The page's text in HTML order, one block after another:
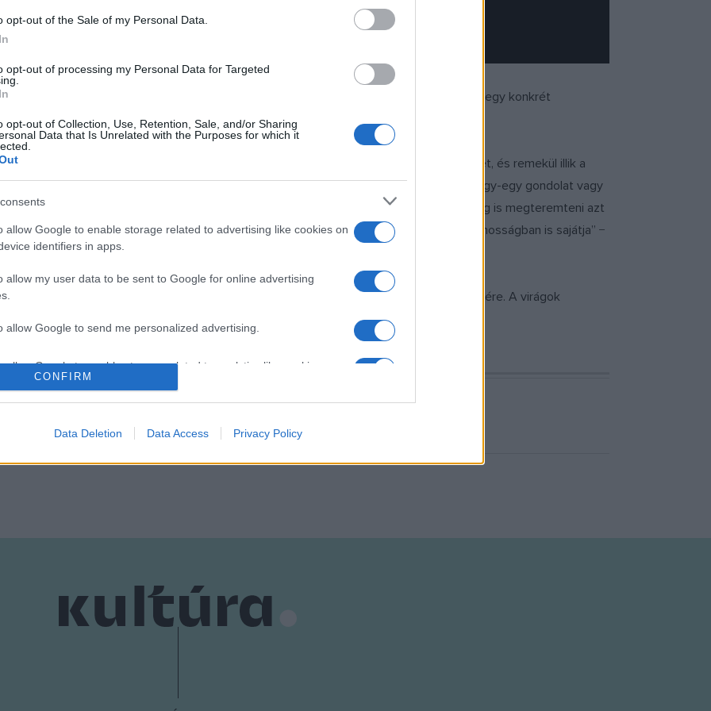
opt-out of the Sale of my Personal Data.
opt-out of processing my Personal Data for Targeted
opt-out of Collection, Use, Retention, Sale, and/or Sharing
Data that Is Unrelated with the Purposes for which it
allow Google to enable storage related to advertising like cookies on
identifiers in apps.
allow my user data to be sent to Google for online advertising
allow Google to send me personalized advertising.
allow Google to enable storage related to analytics like cookies on
identifiers in apps.
allow Google to enable storage related to personalization.
CONFIRM
Data Deletion Data Access Privacy Policy
átadja azt a könnyed, mégis mély érzést, ami nekünk ehhez a dalhoz társul. Nem egy konkrét
kis mikrotörténetet, illetve egy-egy történet kimerevített, megállított pillanatát.
azonkívül, hogy univerzális, a női lélekben zajló folyamatok csodaszép jelképe lehet, és remekül illik a
nekünk a játékra. Egyaránt használtuk férfi, gyermek, párkapcsolat, érzelem, reakció, egy-egy gondolat vagy
izgalmas asszociációk születtek a virágok segítségével. Általuk könnyű volt képileg is megteremteni azt
amely minket alkotóként, nőként, egyénenként is jellemez, és ami a nőknek általánosságban is sajátja” −
(Nyíri Julianna, Lukács Máté) nagyon könnyedén hangolódott rá a lányok elképzelésére. A virágok
(BotanicArt) segített, a forgatási helyszínt pedig az Artus Stúdió biztosította.